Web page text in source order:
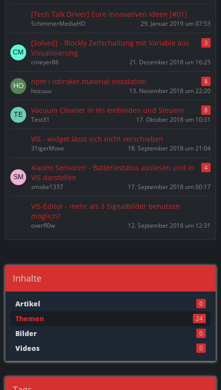
[Tech Talk Driver] Eure Innovativen Ideen [#01]
SchimmerMediaHD 29. Januar 2019 um 07:53
[Solved] - Blockly Zeitschaltung mit Variable aus
Visualisierung
3
cmeyer86 21. Dezember 2018 um 16:25
npm i iobroker.material Instalation
8
hozuuu
13. November 2018 um 22:20
Vacuum Cleaner in Vis einbinden und Steuern
8
Test31
17. Oktober 2018 um 10:31
VIS - widget lässt sich nicht verschieben
31igerMove 18. September 2018 um 21:04
Xiaomi Sensoren - Batteriestatus auslesen und in
VIS darstellen
4
smoke1337 17. September 2018 um 00:17
VIS-Editor - mehr als 3 Signalbilder benutzen
möglich?
overfl0w 12. September 2018 um 12:31
Inhalte
Artikel 0
Themen 24
Bilder 0
Videos 0